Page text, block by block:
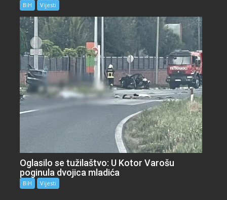
BiH Vijesti
Oglasilo se tužilaštvo: U Kotor Varošu
poginula dvojica mladića
BiH Vijesti